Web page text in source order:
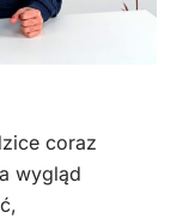
coraz
wygląd